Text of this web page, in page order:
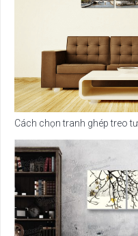
Cách chọn tranh ghép treo